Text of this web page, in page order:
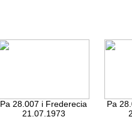
Pa 28.007 i Frederecia
21.07.1973
Pa